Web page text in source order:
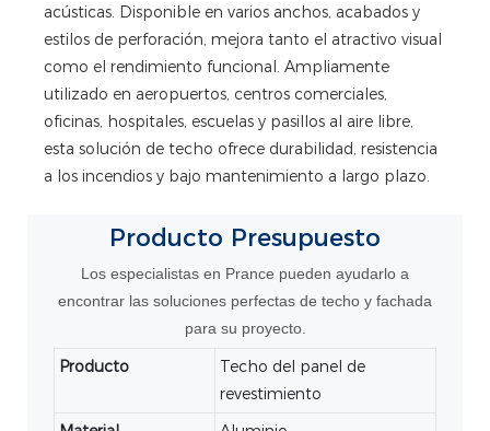
acústicas. Disponible en varios anchos, acabados y
estilos de perforación, mejora tanto el atractivo visual
como el rendimiento funcional. Ampliamente
utilizado en aeropuertos, centros comerciales,
oficinas, hospitales, escuelas y pasillos al aire libre,
esta solución de techo ofrece durabilidad, resistencia
a los incendios y bajo mantenimiento a largo plazo.
Producto Presupuesto
Los especialistas en Prance pueden ayudarlo a
encontrar las soluciones perfectas de techo y fachada
para su proyecto.
Producto
Techo del panel de
revestimiento